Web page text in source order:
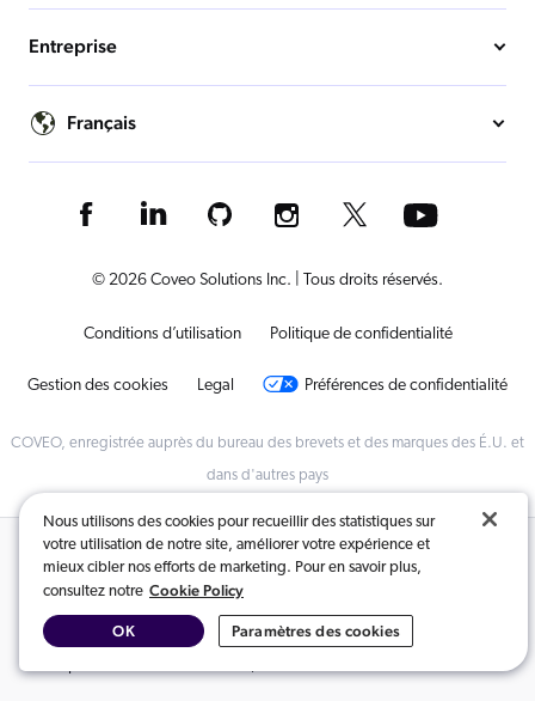
Entreprise
Français
© 2026 Coveo Solutions Inc. | Tous droits réservés.
Conditions d’utilisation Politique de confidentialité
Gestion des cookies Legal Préférences de confidentialité
COVEO, enregistrée auprès du bureau des brevets et des marques des É.U. et
dans d'autres pays
Contenus connexes :
commerce
Coveo pour les services financiers
Nous utilisons des cookies pour recueillir des statistiques sur
votre utilisation de notre site, améliorer votre expérience et
mieux cibler nos efforts de marketing. Pour en savoir plus,
consultez notre Cookie Policy
Paramètres des cookies
OK